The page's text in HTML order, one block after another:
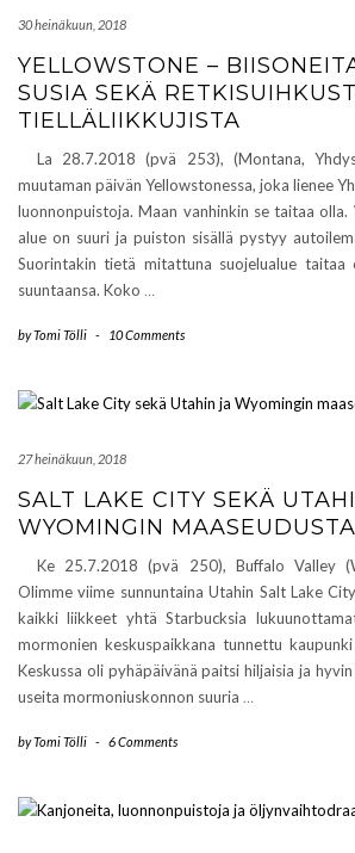
30 heinäkuun, 2018
YELLOWSTONE –
SUSIA SEKÄ
TIELLÄLIIKKUJISTA
La 28.7.2018 (pvä 253), (Montana,
muutaman päivän Yellowstonessa, joka lienee
luonnonpuistoja. Maan vanhinkin se taitaa olla.
alue on suuri ja puiston sisällä pystyy
Suorintakin tietä mitattuna suojelualue
suuntaansa. Koko …
byTomi Tölli - 10 Comments
27 heinäkuun, 2018
SALT LAKE CITY SEKÄ
WYOMINGIN MAASEUDUSTA
Ke 25.7.2018 (pvä 250), Buffalo Valley
Olimme viime sunnuntaina Utahin Salt Lake
kaikki liikkeet yhtä Starbucksia
mormonien keskuspaikkana tunnettu
Keskussa oli pyhäpäivänä paitsi hiljaisia ja
useita mormoniuskonnon suuria …
byTomi Tölli - 6 Comments